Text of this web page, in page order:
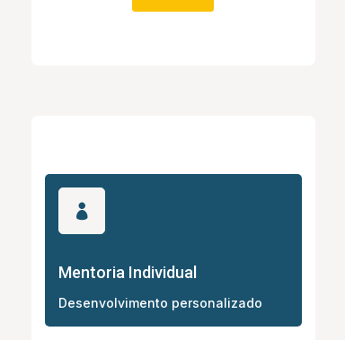

Mentoria Individual
Desenvolvimento personalizado